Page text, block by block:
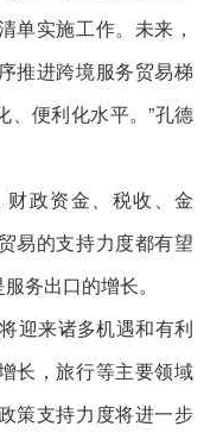
单实施工作。未来，
推进跨境服务贸易梯
、便利化水平。”孔德
政资金、税收、金
易的支持力度都有望
务出口的增长。
迎来诸多机遇和有利
长，旅行等主要领域
策支持力度将进一步